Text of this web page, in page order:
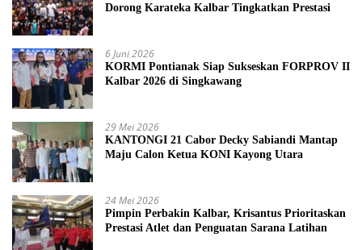
Dorong Karateka Kalbar Tingkatkan Prestasi
6 Juni 2026
KORMI Pontianak Siap Sukseskan FORPROV II
Kalbar 2026 di Singkawang
29 Mei 2026
KANTONGI 21 Cabor Decky Sabiandi Mantap
Maju Calon Ketua KONI Kayong Utara
24 Mei 2026
Pimpin Perbakin Kalbar, Krisantus Prioritaskan
Prestasi Atlet dan Penguatan Sarana Latihan